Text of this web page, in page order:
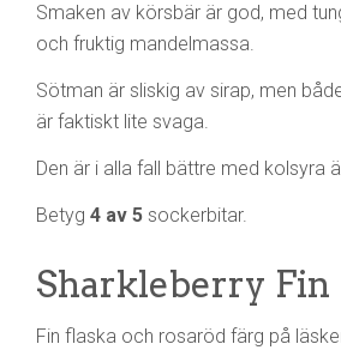
Smaken av körsbär är god, med
och fruktig mandelmassa.
Sötman är sliskig av sirap, men
är faktiskt lite svaga.
Den är i alla fall bättre med kolsyra
Betyg 4 av 5 sockerbitar.
Sharkleberry Fin
Fin flaska och rosaröd färg på